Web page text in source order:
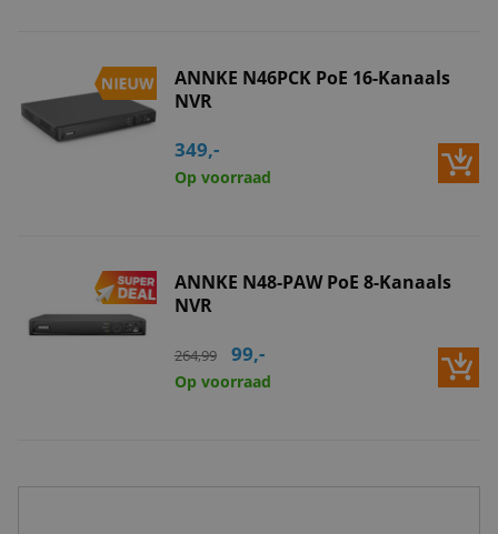
ANNKE N46PCK PoE 16-Kanaals
NVR
349,-
Op voorraad
ANNKE N48-PAW PoE 8-Kanaals
NVR
264,99 99,-
Op voorraad